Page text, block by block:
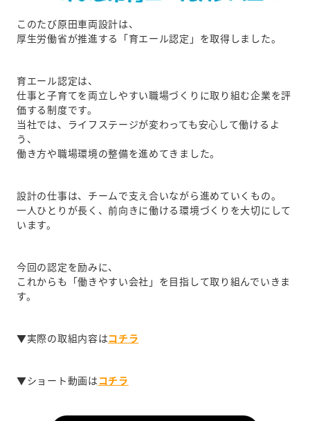
このたび原田車両設計は、
厚生労働省が推進する「育エール認定」を取得しました。
育エール認定は、
仕事と子育てを両立しやすい職場づくりに取り組む企業を評
価する制度です。
当社では、ライフステージが変わっても安心して働けるよ
う、
働き方や職場環境の整備を進めてきました。
設計の仕事は、チームで支え合いながら進めていくもの。
一人ひとりが長く、前向きに働ける環境づくりを大切にして
います。
今回の認定を励みに、
これからも「働きやすい会社」を目指して取り組んでいきま
す。
▼実際の取組内容はコチラ
▼ショート動画は コチラ